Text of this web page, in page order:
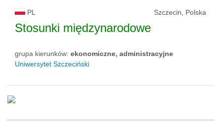
PL Szczecin, Polska
Stosunki międzynarodowe
grupa kierunków: ekonomiczne, administracyjne
Uniwersytet Szczeciński